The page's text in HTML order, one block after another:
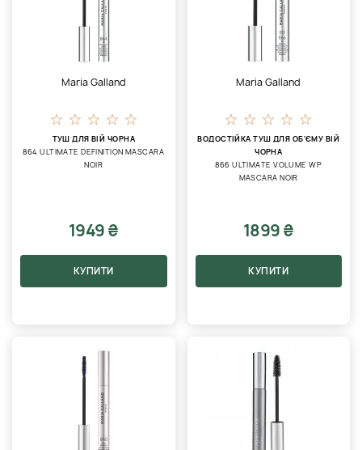
Maria Galland
ТУШ ДЛЯ ВІЙ ЧОРНА
864 ULTIMATE DEFINITION MASCARA
NOIR
1949 ₴
КУПИТИ
Maria Galland
ВОДОСТІЙКА ТУШ ДЛЯ ОБ'ЄМУ ВІЙ
ЧОРНА
866 ULTIMATE VOLUME WP
MASCARA NOIR
1899 ₴
КУПИТИ